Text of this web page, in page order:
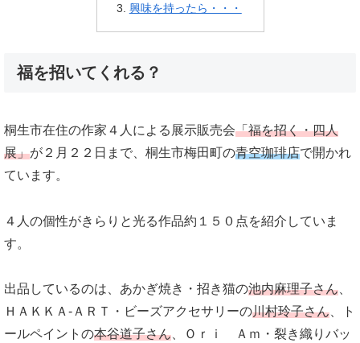
興味を持ったら・・・
福を招いてくれる？
桐生市在住の作家４人による展示販売会「福を招く・四人
展」が２月２２日まで、桐生市梅田町の青空珈琲店で開かれ
ています。
４人の個性がきらりと光る作品約１５０点を紹介していま
す。
出品しているのは、あかぎ焼き・招き猫の池内麻理子さん
ＨＡＫＫＡ‐ＡＲＴ・ビーズアクセサリーの川村玲子さん 、ト
ールペイントの本谷道子さん 、Ｏｒｉ Ａｍ・裂き織りバッ